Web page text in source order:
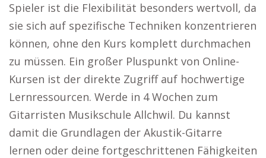
Spieler ist die Flexibilität besonders wertvoll, da
sie sich auf spezifische Techniken konzentrieren
können, ohne den Kurs komplett durchmachen
zu müssen. Ein großer Pluspunkt von Online-
Kursen ist der direkte Zugriff auf hochwertige
Lernressourcen. Werde in 4 Wochen zum
Gitarristen Musikschule Allchwil. Du kannst
damit die Grundlagen der Akustik-Gitarre
lernen oder deine fortgeschrittenen Fähigkeiten